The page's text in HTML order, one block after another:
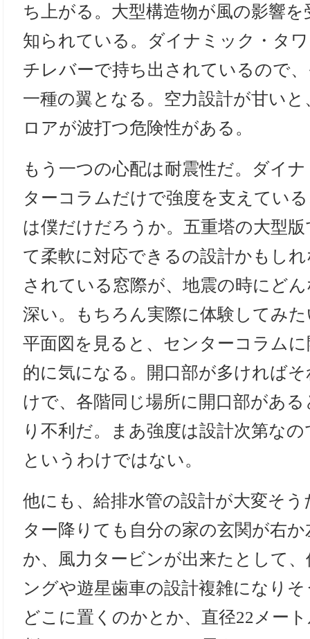
ち上がる。大型構造物が風の影響
知られている。ダイナミック・タ
チレバーで持ち出されているので
一種の翼となる。空力設計が甘い
ロアが波打つ危険性がある。
もう一つの心配は耐震性だ。ダイ
ターコラムだけで強度を支えてい
は僕だけだろうか。五重塔の大型
て柔軟に対応できるの設計かもし
されている窓際が、地震の時にど
深い。もちろん実際に体験してみ
平面図を見ると、センターコラム
的に気になる。開口部が多ければ
けで、各階同じ場所に開口部があ
り不利だ。まあ強度は設計次第な
というわけではない。
他にも、給排水管の設計が大変そ
ター降りても自分の家の玄関が右
か、風力タービンが出来たとして
ングや遊星歯車の設計複雑になり
どこに置くのかとか、直径22メー